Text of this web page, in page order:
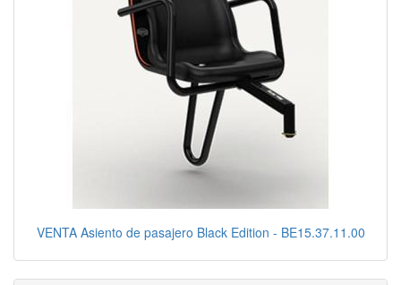
VENTA Asiento de pasajero Black Edition - BE15.37.11.00